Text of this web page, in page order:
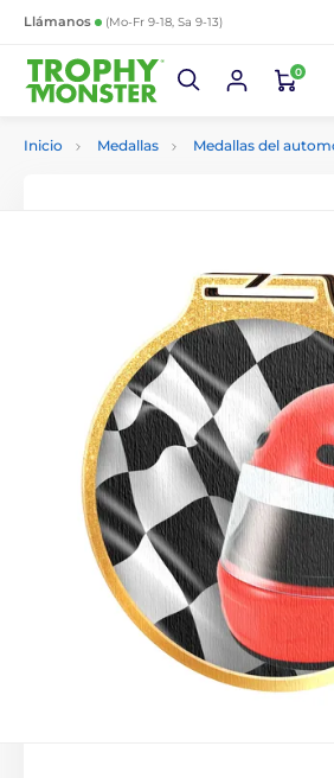
Llámanos (Mo-Fr 9-18, Sa 9-13)
0
Inicio Medallas Medallas del